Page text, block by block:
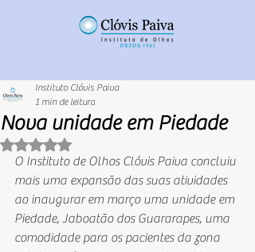
Nova unidade em Piedade
Instituto Clóvis Paiva
1 min de leitura
Avaliado com NaN de 5 estrelas.
O Instituto de Olhos Clóvis Paiva concluiu
mais uma expansão das suas atividades
ao inaugurar em março uma unidade em
Piedade, Jaboatão dos Guararapes, uma
comodidade para os pacientes da zona